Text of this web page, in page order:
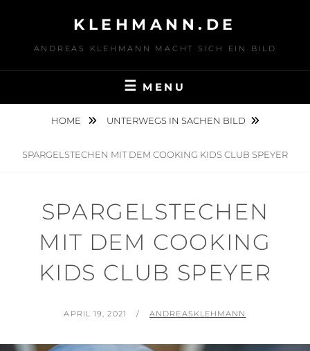
content
KLEHMANN.DE
ANDREAS KLEHMANN MACHT SICH EIN BILD
MENU
HOME UNTERWEGS IN SACHEN BILD
SPARGELSTECHEN MIT DEM COOKING KIDS CLUB SPEYER
SPARGELSTECHEN
MIT DEM COOKING
KIDS CLUB SPEYER
POSTED
APRIL 19, 2021 BY
ANDREASKLEHMANN